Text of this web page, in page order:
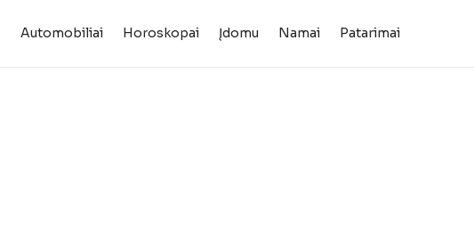
Automobiliai Horoskopai Įdomu Namai Patarimai